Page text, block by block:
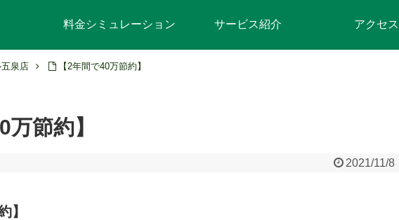
料金シミュレーション サービス紹介 アクセス
泉店 【2年間で40万節約】
万節約】
2021/11/8
】